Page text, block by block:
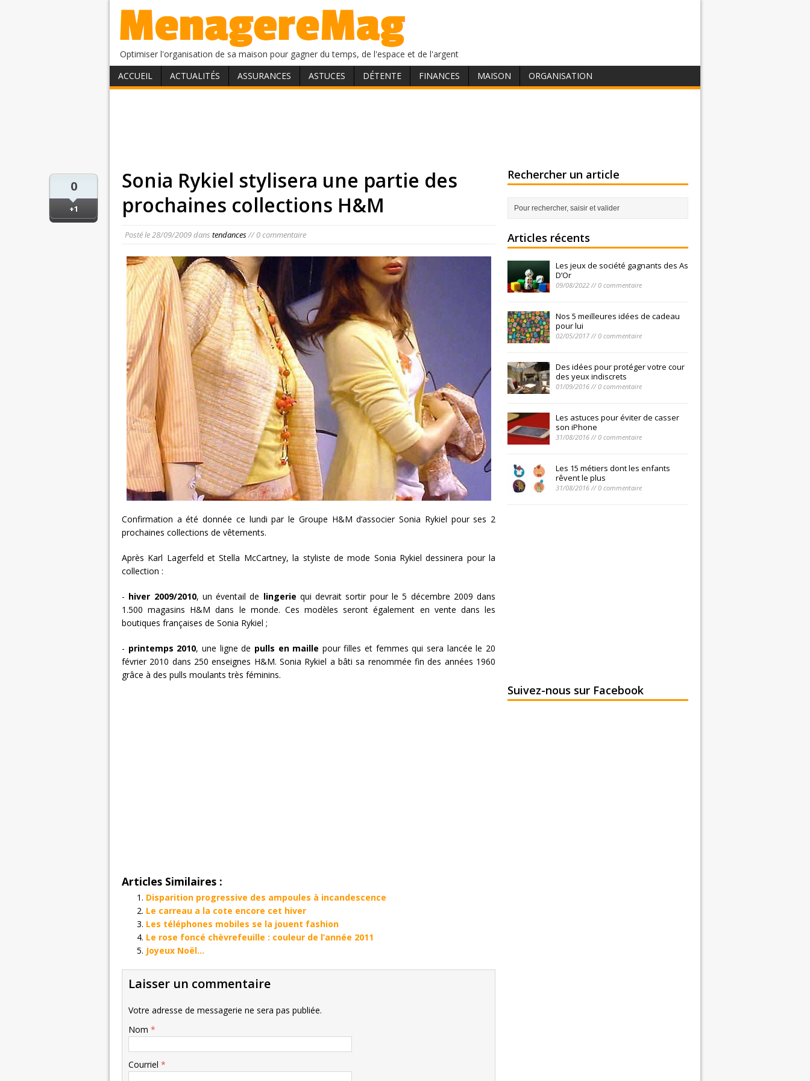
Optimiser l'organisation de sa maison pour gagner du temps, de l'espace et de l'argent
ACCUEIL
ACTUALITÉS ASSURANCES ASTUCES DÉTENTE FINANCES MAISON ORGANISATION
0
+1
Sonia Rykiel stylisera une partie des
prochaines collections H&M
Posté le28/09/2009dans tendances// 0 commentaire
Confirmation a été donnée ce lundi par le Groupe H&M d’associer Sonia Rykiel pour ses 2
prochaines collections de vêtements.
Après Karl Lagerfeld et Stella McCartney, la styliste de mode Sonia Rykiel dessinera pour la
collection :
- hiver 2009/2010, un éventail de lingerie qui devrait sortir pour le 5 décembre 2009 dans
1.500 magasins H&M dans le monde. Ces modèles seront également en vente dans les
boutiques françaises de Sonia Rykiel ;
- printemps 2010, une ligne de pulls en maille pour filles et femmes qui sera lancée le 20
février 2010 dans 250 enseignes H&M. Sonia Rykiel a bâti sa renommée fin des années 1960
grâce à des pulls moulants très féminins.
Articles Similaires :
Disparition progressive des ampoules à incandescence
Le carreau a la cote encore cet hiver
Les téléphones mobiles se la jouent fashion
Le rose foncé chèvrefeuille : couleur de l’année 2011
Joyeux Noël…
Laisser un commentaire
Votre adresse de messagerie ne sera pas publiée.
Nom *
Courriel *
Rechercher un article
Articles récents
Les jeux de société gagnants des As
D’Or
09/08/2022 // 0 commentaire
Nos 5 meilleures idées de cadeau
pour lui
02/05/2017 // 0 commentaire
Des idées pour protéger votre cour
des yeux indiscrets
01/09/2016 // 0 commentaire
Les astuces pour éviter de casser
son iPhone
31/08/2016 // 0 commentaire
Les 15 métiers dont les enfants
rêvent le plus
31/08/2016 // 0 commentaire
Suivez-nous sur Facebook